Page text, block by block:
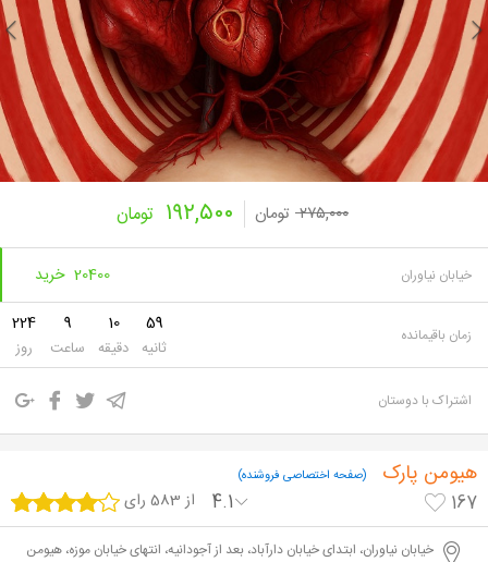
Next
۲۷۵,۰۰۰ تومان ۱۹۲,۵۰۰ تومان
20400 خرید خیابان نیاوران
زمان باقیمانده 224
روز
9
ساعت
10
دقیقه
58
ثانیه
اشتراک با دوستان
هیومن پارک (صفحه اختصاصی فروشنده)
167 از 583 رای 4.1
خیابان نیاوران، ابتدای خیابان دارآباد، بعد از آجودانیه، انتهای خیابان موزه، هیومن